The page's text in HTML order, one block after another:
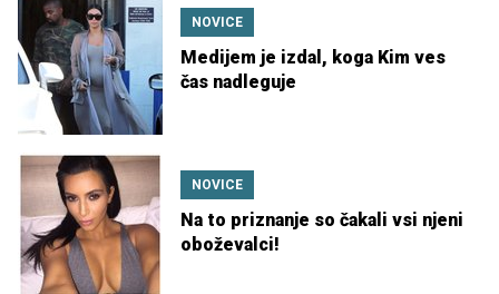
NOVICE
Medijem je izdal, koga Kim ves
čas nadleguje
NOVICE
Na to priznanje so čakali vsi njeni
oboževalci!